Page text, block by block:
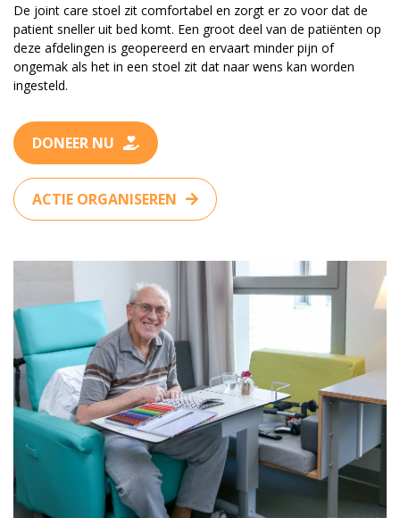
De joint care stoel zit comfortabel en zorgt er zo voor dat de
patient sneller uit bed komt. Een groot deel van de patiënten op
deze afdelingen is geopereerd en ervaart minder pijn of
ongemak als het in een stoel zit dat naar wens kan worden
ingesteld.
DONEER NU
ACTIE ORGANISEREN